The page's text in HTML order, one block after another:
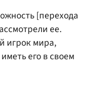
[перехода
ее.
игрок мира,
его в своем